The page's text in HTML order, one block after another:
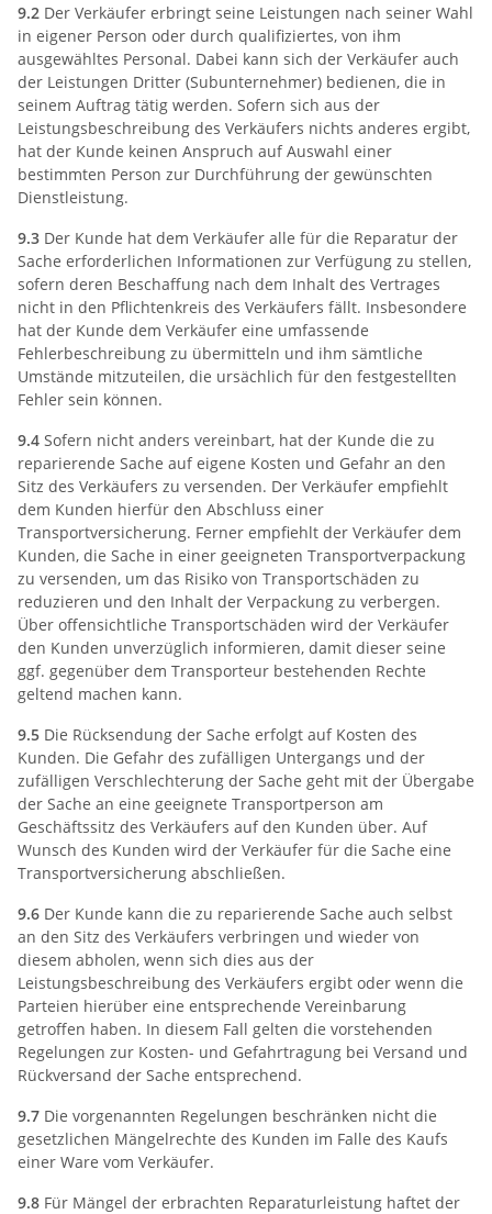
9.2 Der Verkäufer erbringt seine Leistungen nach seiner Wahl
in eigener Person oder durch qualifiziertes, von ihm
ausgewähltes Personal. Dabei kann sich der Verkäufer auch
der Leistungen Dritter (Subunternehmer) bedienen, die in
seinem Auftrag tätig werden. Sofern sich aus der
Leistungsbeschreibung des Verkäufers nichts anderes ergibt,
hat der Kunde keinen Anspruch auf Auswahl einer
bestimmten Person zur Durchführung der gewünschten
Dienstleistung.
9.3 Der Kunde hat dem Verkäufer alle für die Reparatur der
Sache erforderlichen Informationen zur Verfügung zu stellen,
sofern deren Beschaffung nach dem Inhalt des Vertrages
nicht in den Pflichtenkreis des Verkäufers fällt. Insbesondere
hat der Kunde dem Verkäufer eine umfassende
Fehlerbeschreibung zu übermitteln und ihm sämtliche
Umstände mitzuteilen, die ursächlich für den festgestellten
Fehler sein können.
9.4 Sofern nicht anders vereinbart, hat der Kunde die zu
reparierende Sache auf eigene Kosten und Gefahr an den
Sitz des Verkäufers zu versenden. Der Verkäufer empfiehlt
dem Kunden hierfür den Abschluss einer
Transportversicherung. Ferner empfiehlt der Verkäufer dem
Kunden, die Sache in einer geeigneten Transportverpackung
zu versenden, um das Risiko von Transportschäden zu
reduzieren und den Inhalt der Verpackung zu verbergen.
Über offensichtliche Transportschäden wird der Verkäufer
den Kunden unverzüglich informieren, damit dieser seine
ggf. gegenüber dem Transporteur bestehenden Rechte
geltend machen kann.
9.5 Die Rücksendung der Sache erfolgt auf Kosten des
Kunden. Die Gefahr des zufälligen Untergangs und der
zufälligen Verschlechterung der Sache geht mit der Übergabe
der Sache an eine geeignete Transportperson am
Geschäftssitz des Verkäufers auf den Kunden über. Auf
Wunsch des Kunden wird der Verkäufer für die Sache eine
Transportversicherung abschließen.
9.6 Der Kunde kann die zu reparierende Sache auch selbst
an den Sitz des Verkäufers verbringen und wieder von
diesem abholen, wenn sich dies aus der
Leistungsbeschreibung des Verkäufers ergibt oder wenn die
Parteien hierüber eine entsprechende Vereinbarung
getroffen haben. In diesem Fall gelten die vorstehenden
Regelungen zur Kosten- und Gefahrtragung bei Versand und
Rückversand der Sache entsprechend.
9.7 Die vorgenannten Regelungen beschränken nicht die
gesetzlichen Mängelrechte des Kunden im Falle des Kaufs
einer Ware vom Verkäufer.
9.8 Für Mängel der erbrachten Reparaturleistung haftet der